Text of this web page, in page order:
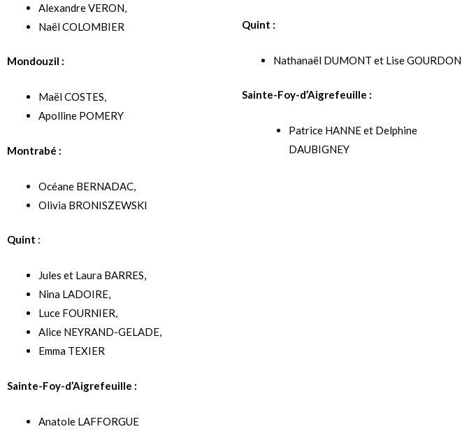
Alexandre VERON,
Naël COLOMBIER
Mondouzil :
Maël COSTES,
Apolline POMERY
Montrabé :
Océane BERNADAC,
Olivia BRONISZEWSKI
Quint :
Jules et Laura BARRES,
Nina LADOIRE,
Luce FOURNIER,
Alice NEYRAND-GELADE,
Emma TEXIER
Sainte-Foy-d’Aigrefeuille :
Anatole LAFFORGUE
Quint :
Nathanaël DUMONT et Lise GOURDON
Sainte-Foy-d’Aigrefeuille :
Patrice HANNE et Delphine
DAUBIGNEY